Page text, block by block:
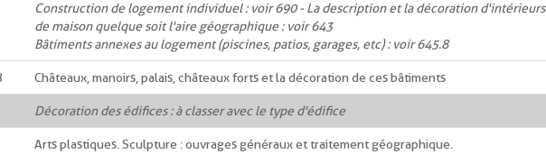
Construction de logement individuel : voir 690 - La description et la décoration d'intérieurs
de maison quelque soit l'aire géographique : voir 643
Bâtiments annexes au logement (piscines, patios, garages, etc) : voir 645.8
Châteaux, manoirs, palais, châteaux forts et la décoration de ces bâtiments
Décoration des édifices : à classer avec le type d'édifice
Arts plastiques. Sculpture : ouvrages généraux et traitement géographique.